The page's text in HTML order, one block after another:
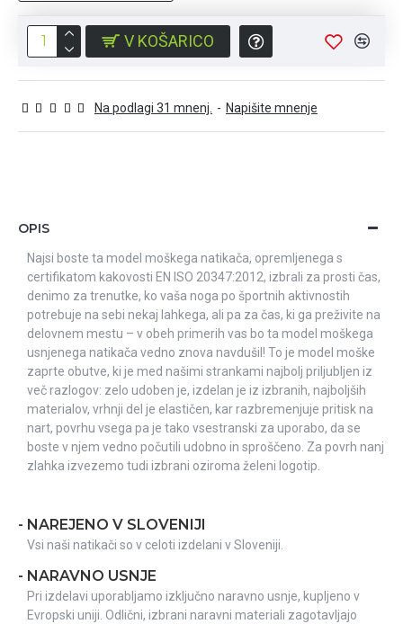
Na podlagi 31 mnenj. - Napišite mnenje
V KOŠARICO
OPIS
Najsi boste ta model moškega natikača, opremljenega s
certifikatom kakovosti EN ISO 20347:2012, izbrali za prosti čas,
denimo za trenutke, ko vaša noga po športnih aktivnostih
potrebuje na sebi nekaj lahkega, ali pa za čas, ki ga preživite na
delovnem mestu – v obeh primerih vas bo ta model moškega
usnjenega natikača vedno znova navdušil! To je model moške
zaprte obutve, ki je med našimi strankami najbolj priljubljen iz
več razlogov: zelo udoben je, izdelan je iz izbranih, najboljših
materialov, vrhnji del je elastičen, kar razbremenjuje pritisk na
nart, povrhu vsega pa je tako vsestranski za uporabo, da se
boste v njem vedno počutili udobno in sproščeno. Za povrh nanj
zlahka izvezemo tudi izbrani oziroma želeni logotip.
- NAREJENO V SLOVENIJI
Vsi naši natikači so v celoti izdelani v Sloveniji.
- NARAVNO USNJE
Pri izdelavi uporabljamo izključno naravno usnje, kupljeno v
Evropski uniji. Odlični, izbrani naravni materiali zagotavljajo